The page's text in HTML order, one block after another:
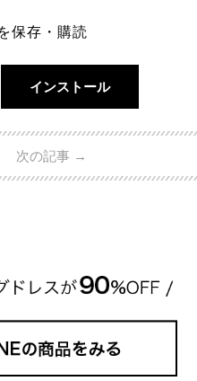
保存・購読
インストール
次の記事 →